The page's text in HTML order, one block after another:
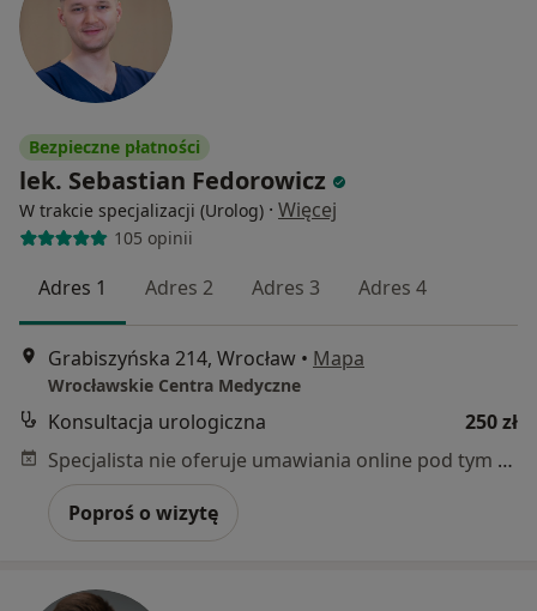
Bezpieczne płatności
lek. Sebastian Fedorowicz
W trakcie specjalizacji (Urolog) · Więcej
105 opinii
Adres 1 Adres 2 Adres 3 Adres 4
Grabiszyńska 214, Wrocław • Mapa
Wrocławskie Centra Medyczne
Konsultacja urologiczna
250 zł
Specjalista nie oferuje umawiania online pod tym adresem.
Poproś o wizytę